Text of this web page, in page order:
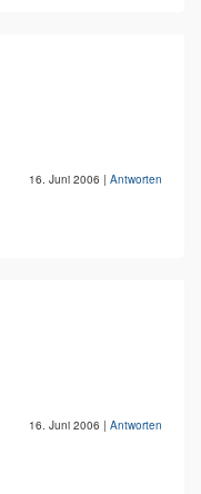
16. Juni 2006 | Antworten
16. Juni 2006 | Antworten